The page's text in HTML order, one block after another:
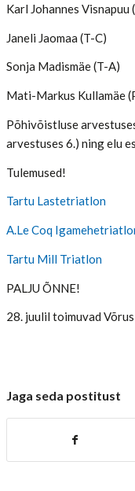
Karl Johannes Visnapuu
Janeli Jaomaa (T-C)
Sonja Madismäe (T-A)
Mati-Markus Kullamäe
Põhivõistluse
arvestuses 6.) ning elu
Tulemused!
Tartu Lastetriatlon
A.Le Coq
Tartu Mill Triatlon
PALJU ÕNNE!
28. juulil toimuvad
Jaga seda postitust